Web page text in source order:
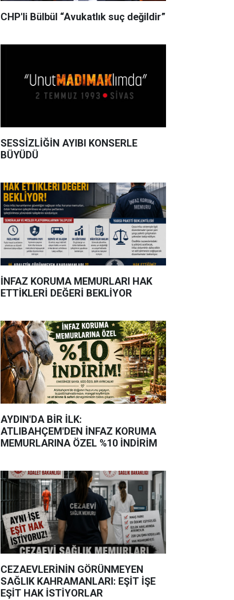
CHP'li Bülbül “Avukatlık suç değildir”
SESSİZLİĞİN AYIBI KONSERLE
BÜYÜDÜ
İNFAZ KORUMA MEMURLARI HAK
ETTİKLERİ DEĞERİ BEKLİYOR
AYDIN'DA BİR İLK:
ATLIBAHÇEM'DEN İNFAZ KORUMA
MEMURLARINA ÖZEL %10 İNDİRİM
CEZAEVLERİNİN GÖRÜNMEYEN
SAĞLIK KAHRAMANLARI: EŞİT İŞE
EŞİT HAK İSTİYORLAR